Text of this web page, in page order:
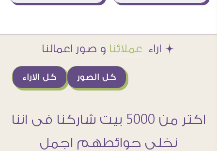
Æ اراء عملائنا و صور اعمالنا
كل الاراء كل الصور
اكتر من 5000 بيت شاركنا فى اننا
نخلى حوائطهم اجمل